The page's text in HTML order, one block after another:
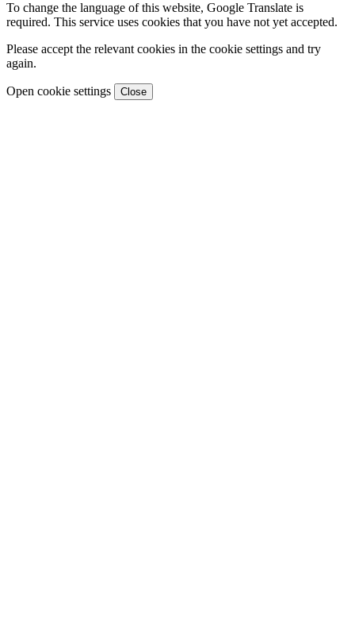
To change the language of this website, Google Translate is
required. This service uses cookies that you have not yet accepted.
Please accept the relevant cookies in the cookie settings and try
again.
Open cookie settings Close